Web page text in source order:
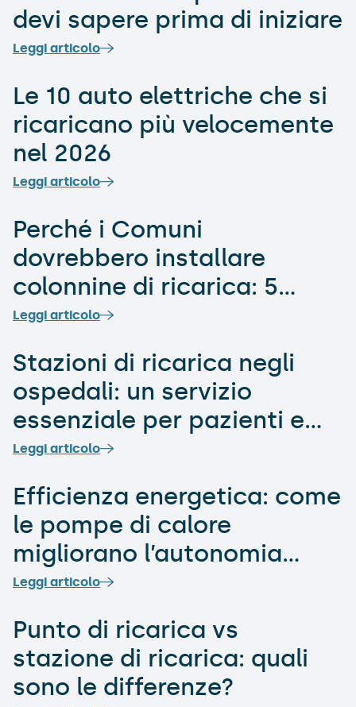
devi sapere prima di iniziare
Leggi articolo
Le 10 auto elettriche che si
ricaricano più velocemente
nel 2026
Leggi articolo
Perché i Comuni
dovrebbero installare
colonnine di ricarica: 5
motivi strategici
Leggi articolo
Stazioni di ricarica negli
ospedali: un servizio
essenziale per pazienti e
personale
Leggi articolo
Efficienza energetica: come
le pompe di calore
migliorano l’autonomia
invernale
Leggi articolo
Punto di ricarica vs
stazione di ricarica: quali
sono le differenze?